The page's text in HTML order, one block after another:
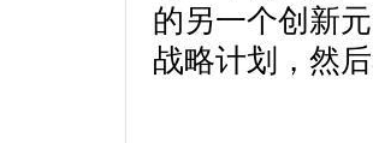
的另一个创新
战略计划，然